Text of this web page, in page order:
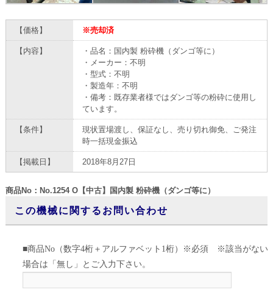
【価格】 ※売却済
【内容】
・品名：国内製 粉砕機（ダンゴ等に）
・メーカー：不明
・型式：不明
・製造年：不明
・備考：既存業者様ではダンゴ等の粉砕に使用し
ています。
【条件】
現状置場渡し、保証なし、売り切れ御免、ご発注
時一括現金振込
【掲載日】 2018年8月27日
商品No：No.1254 O【中古】国内製 粉砕機（ダンゴ等に）
この機械に関するお問い合わせ